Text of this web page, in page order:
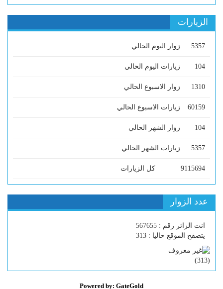
الزيارات
5357 زوار اليوم الحالي
104 زيارات اليوم الحالي
1310 زوار الاسبوع الحالي
60159 زيارات الاسبوع الحالي
104 زوار الشهر الحالي
5357 زيارات الشهر الحالي
9115694 كل الزيارات
عدد الزوار
انت الزائر رقم : 567655
يتصفح الموقع حاليا : 313
(
313
)
Powered by: GateGold